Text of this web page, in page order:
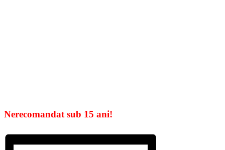
Nerecomandat sub 15 ani!